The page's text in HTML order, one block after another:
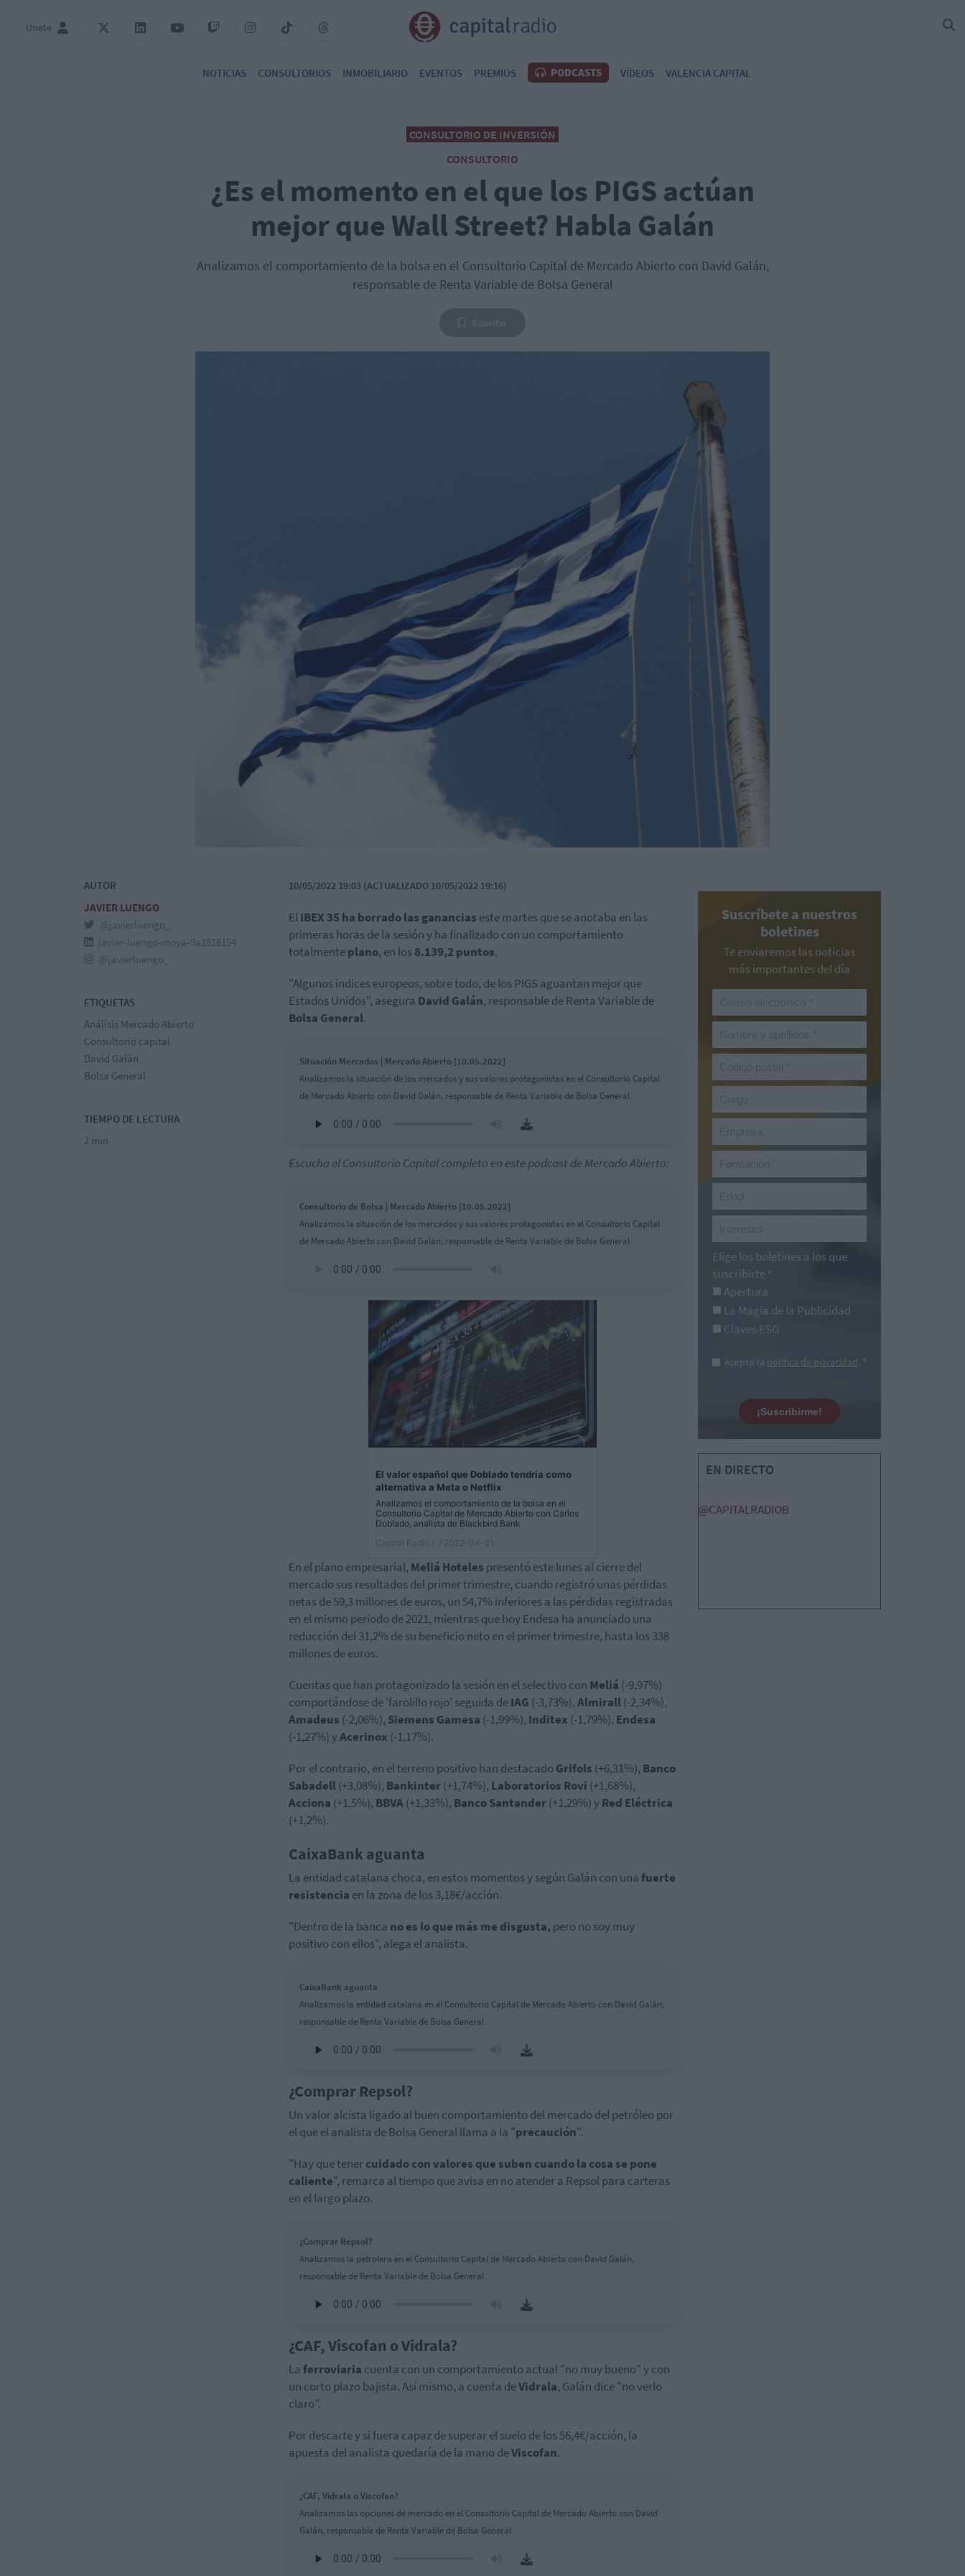
Únete
NOTICIAS CONSULTORIOS INMOBILIARIO EVENTOS PREMIOS PODCASTS VÍDEOS VALENCIA CAPITAL
CONSULTORIO DE INVERSIÓN
CONSULTORIO
¿Es el momento en el que los PIGS actúan
mejor que Wall Street? Habla Galán
Analizamos el comportamiento de la bolsa en el Consultorio Capital de Mercado Abierto con David Galán,
responsable de Renta Variable de Bolsa General
AUTOR
JAVIER LUENGO
@javierluengo_
javier-luengo-moya-9a1818154
@javierluengo_
ETIQUETAS
Análisis Mercado Abierto
Consultorio capital
David Galán
Bolsa General
TIEMPO DE LECTURA
2 min
10/05/2022 19:03 (ACTUALIZADO 10/05/2022 19:16)
ElIBEX 35 ha borrado las ganancias este martes que se anotaba en las
primeras horas de la sesión y ha finalizado con un comportamiento
totalmenteplano, en los8.139,2 puntos.
"Algunos indices europeos, sobre todo, de los PIGS aguantan mejor que
Estados Unidos", asegura David Galán, responsable de Renta Variable de
Bolsa General.
Situación Mercados | Mercado Abierto [10.05.2022]
Analizamos la situación de los mercados y sus valores protagonistas en el Consultorio Capital
de Mercado Abierto con David Galán, responsable de Renta Variable de Bolsa General
Escucha el Consultorio Capital completo en este podcast de Mercado Abierto:
Consultorio de Bolsa | Mercado Abierto [10.05.2022]
Analizamos la situación de los mercados y sus valores protagonistas en el Consultorio Capital
de Mercado Abierto con David Galán, responsable de Renta Variable de Bolsa General
El valor español que Doblado tendría como
alternativa a Meta o Netflix
Analizamos el comportamiento de la bolsa en el
Consultorio Capital de Mercado Abierto con Carlos
Doblado, analista de Blackbird Bank
Capital Radio /
/ 2022-04-21
En el plano empresarial, Meliá Hoteles presentó este lunes al cierre del
mercado sus resultados del primer trimestre, cuando registró unas pérdidas
netas de 59,3 millones de euros, un 54,7% inferiores a las pérdidas registradas
en el mismo periodo de 2021, mientras que hoy Endesa ha anunciado una
reducción del 31,2% de su beneficio neto en el primer trimestre, hasta los 338
millones de euros.
Cuentas que han protagonizado la sesión en el selectivo con Meliá (-9,97%)
comportándose de 'farolillo rojo' seguida deIAG (-3,73%),Almirall(-2,34%),
Amadeus (-2,06%), Siemens Gamesa (-1,99%), Inditex (-1,79%), Endesa
(-1,27%) yAcerinox (-1,17%).
Por el contrario, en el terreno positivo han destacado Grifols (+6,31%), Banco
Sabadell(+3,08%), Bankinter(+1,74%), Laboratorios Rovi (+1,68%),
Acciona (+1,5%), BBVA(+1,33%), Banco Santander(+1,29%) yRed Eléctrica
(+1,2%).
CaixaBank aguanta
La entidad catalana choca, en estos momentos y según Galán con una fuerte
resistencia en la zona de los 3,18€/acción.
"Dentro de la banca no es lo que más me disgusta, pero no soy muy
positivo con ellos", alega el analista.
CaixaBank aguanta
Analizamos la entidad catalana en el Consultorio Capital de Mercado Abierto con David Galán,
responsable de Renta Variable de Bolsa General
¿Comprar Repsol?
Un valor alcista ligado al buen comportamiento del mercado del petróleo por
el que el analista de Bolsa General llama a la "precaución".
"Hay que tenercuidado con valores que suben cuando la cosa se pone
caliente", remarca al tiempo que avisa en no atender a Repsol para carteras
en el largo plazo.
¿Comprar Repsol?
Analizamos la petrolera en el Consultorio Capital de Mercado Abierto con David Galán,
responsable de Renta Variable de Bolsa General
¿CAF, Viscofan o Vidrala?
La ferroviaria cuenta con un comportamiento actual "no muy bueno" y con
un corto plazo bajista. Así mismo, a cuenta deVidrala, Galán dice "no verlo
claro".
Por descarte y si fuera capaz de superar el suelo de los 56,4€/acción, la
apuesta del analista quedaría de la mano deViscofan.
¿CAF, Vidrala o Viscofan?
Analizamos las opciones de mercado en el Consultorio Capital de Mercado Abierto con David
Galán, responsable de Renta Variable de Bolsa General
Suscríbete a nuestros
boletines
Te enviaremos las noticias
más importantes del día
Elige los boletines a los que
suscribirte *
Apertura
La Magia de la Publicidad
Claves ESG
Acepto la política de privacidad. *
¡Suscribirme!
EN DIRECTO
@CAPITALRADIOB